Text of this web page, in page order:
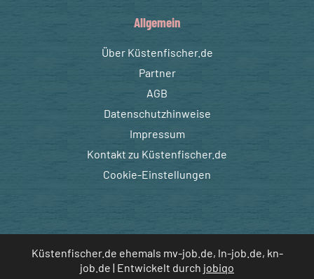
Allgemein
Über Küstenfischer.de
Partner
AGB
Datenschutzhinweise
Impressum
Kontakt zu Küstenfischer.de
Cookie-Einstellungen
Küstenfischer.de ehemals mv-job.de, ln-job.de, kn-
job.de | Entwickelt durch jobiqo